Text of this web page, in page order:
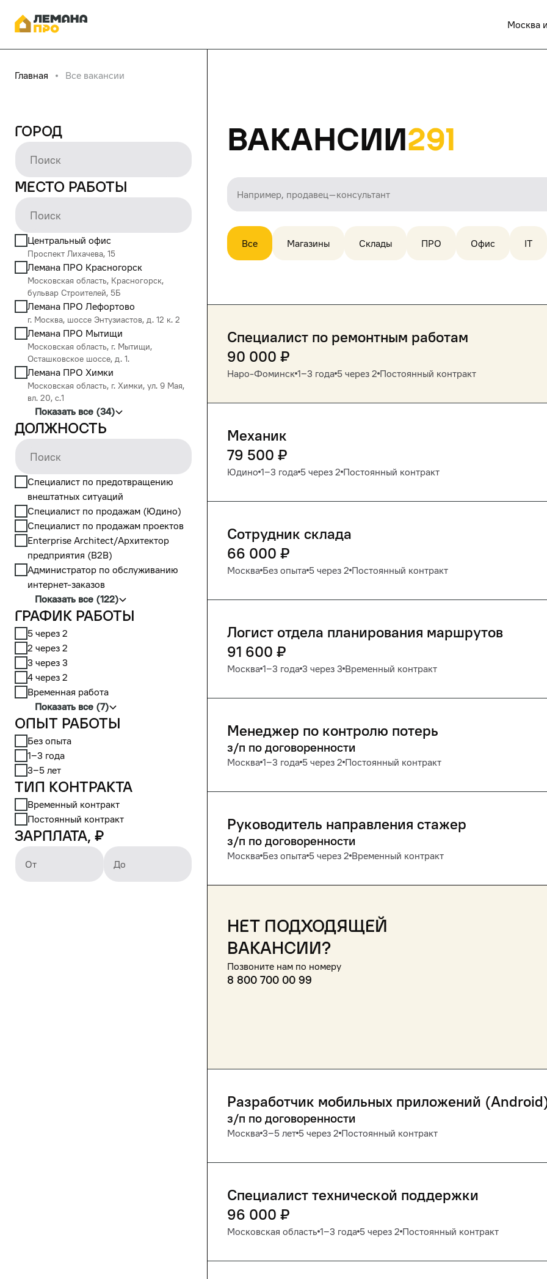
Москва
Главная Все вакансии
Город
Место работы
Центральный офис
Проспект Лихачева, 15
Лемана ПРО Красногорск
Московская область, Красногорск,
бульвар Строителей, 5Б
Лемана ПРО Лефортово
г. Москва, шоссе Энтузиастов, д. 12 к. 2
Лемана ПРО Мытищи
Московская область, г. Мытищи,
Осташковское шоссе, д. 1.
Лемана ПРО Химки
Московская область, г. Химки, ул. 9 Мая,
вл. 20, с.1
Показать все (34)
Должность
Cпециалист по предотвращению
внештатных ситуаций
Cпециалист по продажам (Юдино)
Cпециалист по продажам проектов
Enterprise Architect/Архитектор
предприятия (В2В)
Администратор по обслуживанию
интернет-заказов
Показать все (122)
График работы
5 через 2
2 через 2
3 через 3
4 через 2
Временная работа
Показать все (7)
Опыт работы
Без опыта
1‒3 года
3‒5 лет
Тип контракта
Временный контракт
Постоянный контракт
Зарплата, ₽
От До
Вакансии291
Все Магазины Склады ПРО Офис IT
Специалист по ремонтным работам
90 000 ₽
Наро-Фоминск 1‒3 года 5 через 2 Постоянный контракт
Механик
79 500 ₽
Юдино 1‒3 года 5 через 2 Постоянный контракт
Сотрудник склада
66 000 ₽
Москва Без опыта 5 через 2 Постоянный контракт
Логист отдела планирования маршрутов
91 600 ₽
Москва 1‒3 года 3 через 3 Временный контракт
Менеджер по контролю потерь
з/п по договоренности
Москва 1‒3 года 5 через 2 Постоянный контракт
Руководитель направления стажер
з/п по договоренности
Москва Без опыта 5 через 2 Временный контракт
Нет подходящей
вакансии?
Позвоните нам по номеру
8 800 700 00 99
Разработчик мобильных приложений
з/п по договоренности
Москва 3‒5 лет 5 через 2 Постоянный контракт
Специалист технической поддержки
96 000 ₽
Московская область 1‒3 года 5 через 2 Постоянный контракт